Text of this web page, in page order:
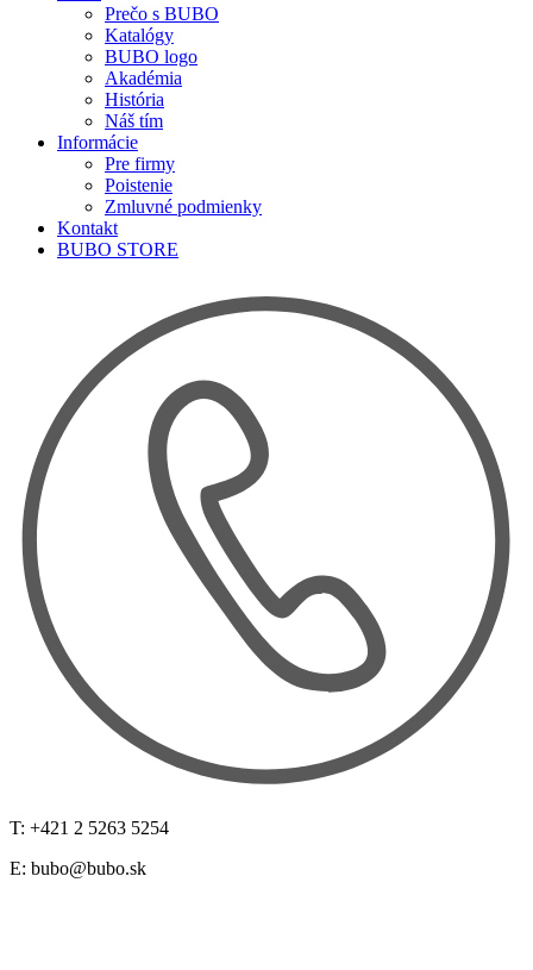
Prečo s BUBO
Katalógy
BUBO logo
Akadémia
História
Náš tím
Informácie
Pre firmy
Poistenie
Zmluvné podmienky
Kontakt
BUBO STORE
T: +421 2 5263 5254
E: bubo@bubo.sk